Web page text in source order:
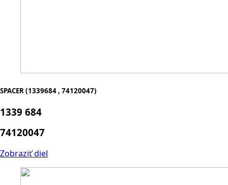
SPACER (1339684 , 74120047)
1339 684
74120047
Zobraziť diel